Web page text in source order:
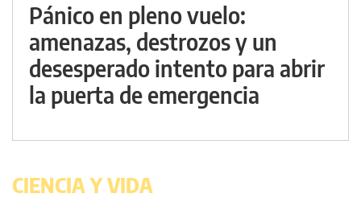
Pánico en pleno vuelo:
amenazas, destrozos y un
desesperado intento para abrir
la puerta de emergencia
CIENCIA Y VIDA